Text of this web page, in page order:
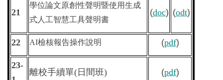
21
學位論文原創性聲明暨使用生成
式人工智慧工具聲明書
(doc) (odt)
22 AI檢核報告操作說明 (pdf)
23-
離校手續單(日間班) (pdf)